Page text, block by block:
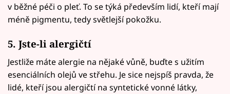
v běžné péči o pleť. To se týká především lidí, kteří mají
méně pigmentu, tedy světlejší pokožku.
5. Jste-li alergičtí
Jestliže máte alergie na nějaké vůně, buďte s užitím
esenciálních olejů ve střehu. Je sice nejspíš pravda, že
lidé, kteří jsou alergičtí na syntetické vonné látky,